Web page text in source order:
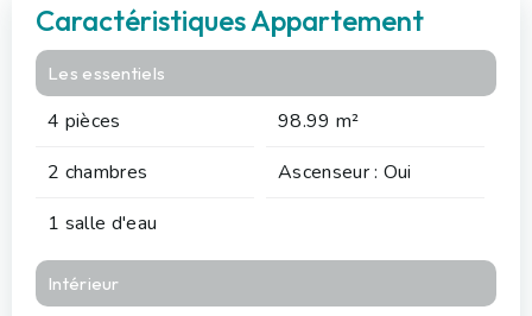
Caractéristiques Appartement
Les essentiels
4 pièces
98.99 m²
2 chambres
Ascenseur : Oui
1 salle d'eau
Intérieur